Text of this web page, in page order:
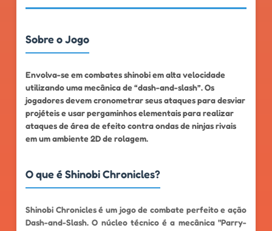
Sobre o Jogo
Envolva-se em combates shinobi em alta velocidade
utilizando uma mecânica de “dash-and-slash”. Os
jogadores devem cronometrar seus ataques para desviar
projéteis e usar pergaminhos elementais para realizar
ataques de área de efeito contra ondas de ninjas rivais
em um ambiente 2D de rolagem.
O que é Shinobi Chronicles?
Shinobi Chronicles é um jogo de combate perfeito e ação
Dash-and-Slash. O núcleo técnico é a mecânica "Parry-